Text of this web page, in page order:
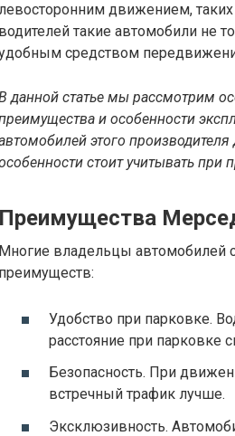
движением,
водителей такие автомобили не
средством
данной статье мы рассмотрим
и особенности
этого
стоит учитывать при
Преимущества
Многие владельцы автомобилей
преимуществ:
Удобство при парковке.
расстояние при парковке
Безопасность. При
встречный трафик лучше.
Эксклюзивность.